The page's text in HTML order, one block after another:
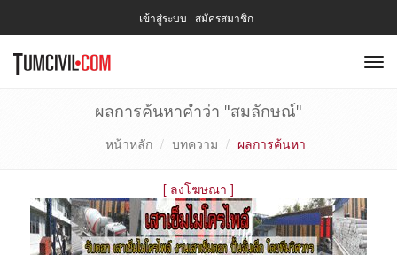
เข้าสู่ระบบ | สมัครสมาชิก
ผลการค้นหาคำว่า "สมลักษณ์"
หน้าหลัก บทความ ผลการค้นหา
[ ลงโฆษณา ]